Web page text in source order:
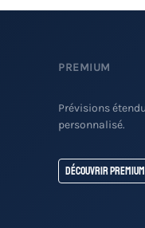
PREMIUM
Prévisions
personnalisé.
Découvrir Premium